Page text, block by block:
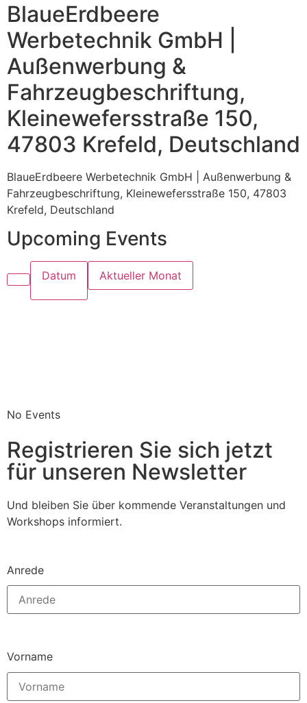
BlaueErdbeere
Werbetechnik GmbH |
Außenwerbung &
Fahrzeugbeschriftung,
Kleinewefersstraße 150,
47803 Krefeld, Deutschland
BlaueErdbeere Werbetechnik GmbH | Außenwerbung &
Fahrzeugbeschriftung, Kleinewefersstraße 150, 47803
Krefeld, Deutschland
Upcoming Events
Datum Aktueller Monat
No Events
Registrieren Sie sich jetzt
für unseren Newsletter
Und bleiben Sie über kommende Veranstaltungen und
Workshops informiert.
Anrede
Vorname